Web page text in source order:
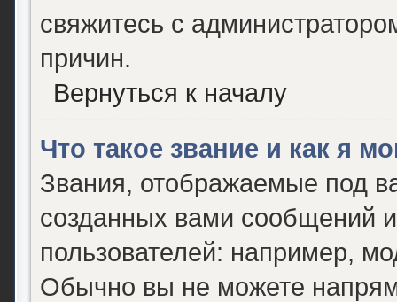
свяжитесь с
причин.
Вернуться к началу
Что такое звание и как я
Звания, отображаемые под
созданных вами сообщений
пользователей: например,
Обычно вы не можете